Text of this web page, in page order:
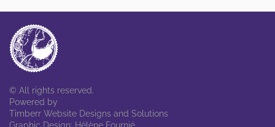
© All rights reserved.
Powered by
Timberr Website Designs and Solutions
Graphic Design: Hélène Fournié